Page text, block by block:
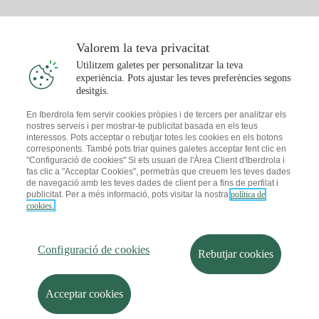
Punts de Recàrrega
Simulador Plaques Solars
Comunitats Solars
Solar Cloud
I + Repair Solar
T'interessa
Consells Llum
Consells Gas
Autoconsum
Sostenibilitat
Descarrega l'App Iberdola Clients
Configuració de cookies
Seguretat de la informació Accessibilitat
Canal de Denúncies Iberdrola.com
© 2026 Iberdrola Clientes S.A.U.
Valorem la teva privacitat
Utilitzem galetes per personalitzar la teva
experiència. Pots ajustar les teves preferències segons
desitgis.
En Iberdrola fem servir cookies pròpies i de tercers per analitzar els
nostres serveis i per mostrar-te publicitat basada en els teus
interessos. Pots acceptar o rebutjar totes les cookies en els botons
corresponents. També pots triar quines galetes acceptar fent clic en
"Configuració de cookies" Si ets usuari de l'Àrea Client d'Iberdrola i
fas clic a "Acceptar Cookies", permetràs que creuem les teves dades
de navegació amb les teves dades de client per a fins de perfilat i
publicitat. Per a més informació, pots visitar la nostra política de
cookies.
Configuració de cookies Rebutjar cookies
Acceptar cookies